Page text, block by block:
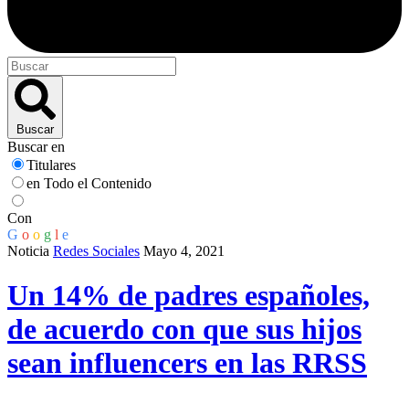
Buscar
Buscar en
Titulares
en Todo el Contenido
Con
G o o g l e
Noticia Redes Sociales Mayo 4, 2021
Un 14% de padres españoles,
de acuerdo con que sus hijos
sean influencers en las RRSS